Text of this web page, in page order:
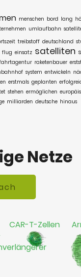
menschen bord lang
umlaufbahn
treibstoff deutschland
flug einsatz satelliten
raketenbauer
system entwickeln
erstmals geplanten
stehen ermöglichen
milliarden deutsche hinaus
Netze
CAR-T-Zellen